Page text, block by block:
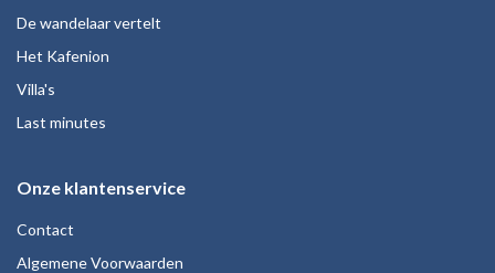
De wandelaar vertelt
Het Kafenion
Villa's
Last minutes
Onze klantenservice
Contact
Algemene Voorwaarden